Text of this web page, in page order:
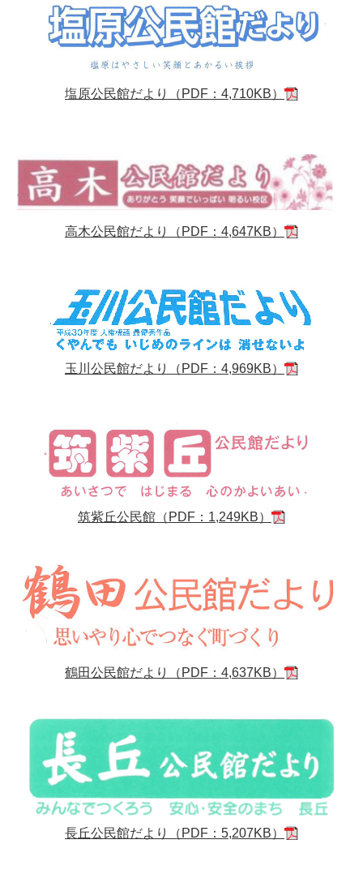
塩原公民館だより（PDF：4,710KB）
高木公民館だより（PDF：4,647KB）
玉川公民館だより（PDF：4,969KB）
筑紫丘公民館 （ PDF：1,249KB）
鶴田公民館だより （PDF：4,637KB）
長丘公民館だより （PDF：5,207KB）